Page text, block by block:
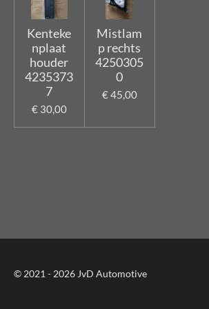
Kenteke
nplaat
houder
4235373
7
€ 30,00
Mistlam
p rechts
4250305
0
€ 45,00
© 2021 - 2026 JvD Automotive